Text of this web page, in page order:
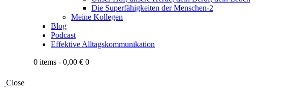
Die Superfähigkeiten der Menschen-2
Meine Kollegen
Blog
Podcast
Effektive Alltagskommunikation
0 items - 0,00 € 0
Close